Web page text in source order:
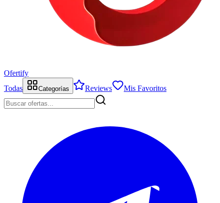
Ofertify
Todas
Categorías Reviews Mis Favoritos